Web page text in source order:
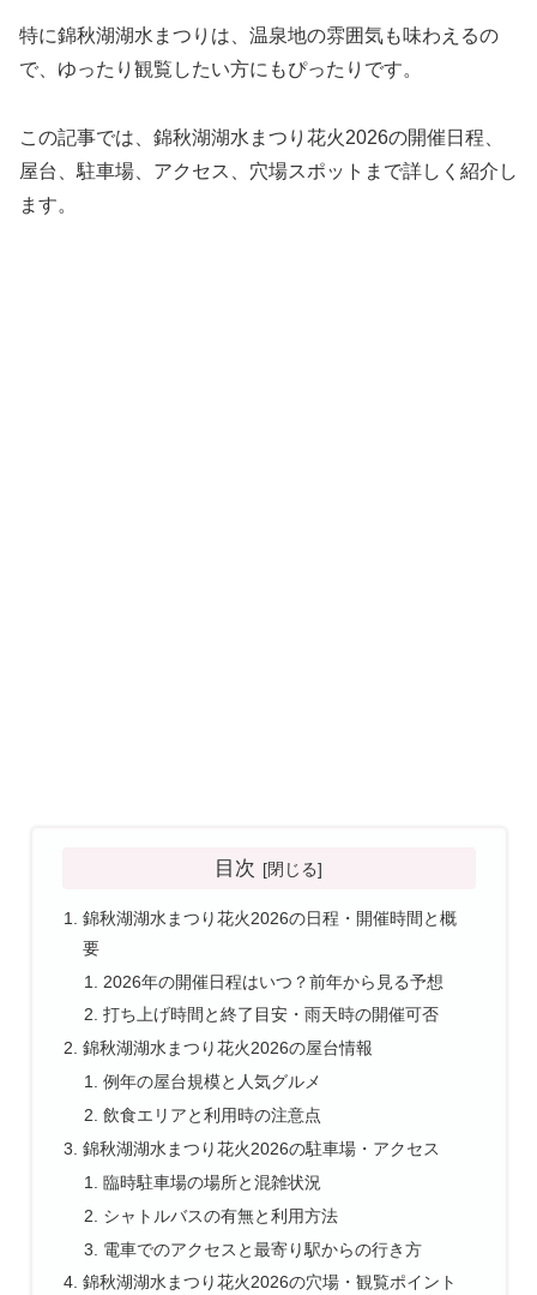
特に錦秋湖湖水まつりは、温泉地の雰囲気も味わえるの
で、ゆったり観覧したい方にもぴったりです。
この記事では、錦秋湖湖水まつり花火2026の開催日程、
屋台、駐車場、アクセス、穴場スポットまで詳しく紹介し
ます。
目次
錦秋湖湖水まつり花火2026の日程・開催時間と概
要
2026年の開催日程はいつ？前年から見る予想
打ち上げ時間と終了目安・雨天時の開催可否
錦秋湖湖水まつり花火2026の屋台情報
例年の屋台規模と人気グルメ
飲食エリアと利用時の注意点
錦秋湖湖水まつり花火2026の駐車場・アクセス
臨時駐車場の場所と混雑状況
シャトルバスの有無と利用方法
電車でのアクセスと最寄り駅からの行き方
錦秋湖湖水まつり花火2026の穴場・観覧ポイント